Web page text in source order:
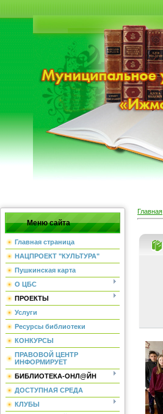
Меню сайта
Главная страница
НАЦПРОЕКТ "КУЛЬТУРА"
Пушкинская карта
О ЦБС
ПРОЕКТЫ
Услуги
Ресурсы библиотеки
КОНКУРСЫ
ПРАВОВОЙ ЦЕНТР
ИНФОРМИРУЕТ
БИБЛИОТЕКА-ОНЛ@ЙН
ДОСТУПНАЯ СРЕДА
КЛУБЫ
Главная